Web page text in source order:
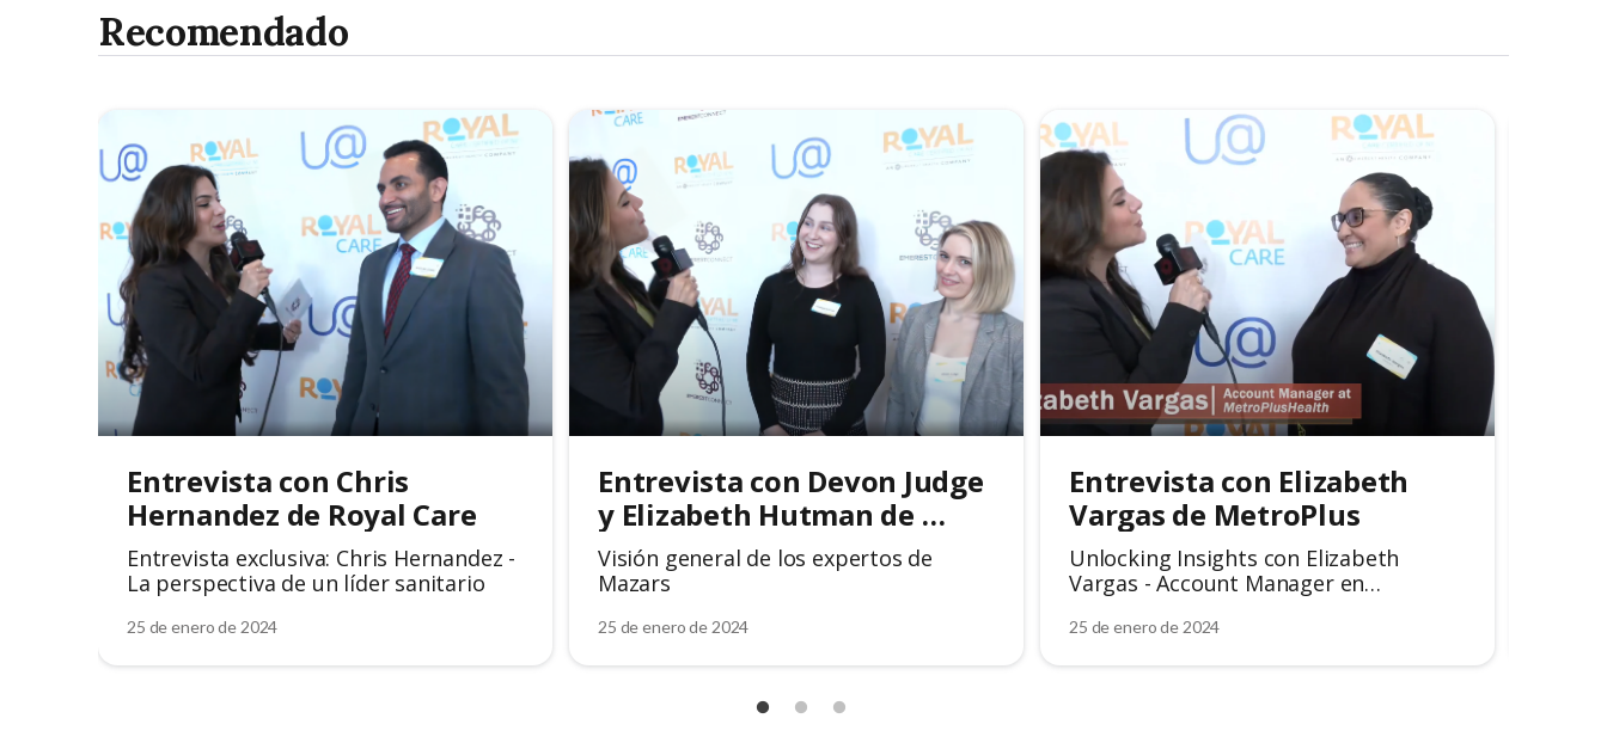
Recomendado
Entrevista con Chris
Hernandez de Royal Care
Entrevista exclusiva: Chris Hernandez -
La perspectiva de un líder sanitario
25 de enero de 2024
Entrevista con Devon Judge
y Elizabeth Hutman de
Mazars
Visión general de los expertos de
Mazars
25 de enero de 2024
Entrevista con Elizabeth
Vargas de MetroPlus
Unlocking Insights con Elizabeth
Vargas - Account Manager en
25 de enero de 2024